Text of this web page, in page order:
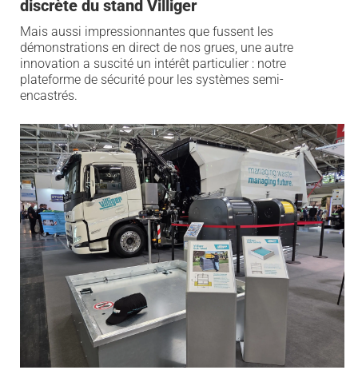
discrète du stand Villiger
Mais aussi impressionnantes que fussent les
démonstrations en direct de nos grues, une autre
innovation a suscité un intérêt particulier : notre
plateforme de sécurité pour les systèmes semi-
encastrés.